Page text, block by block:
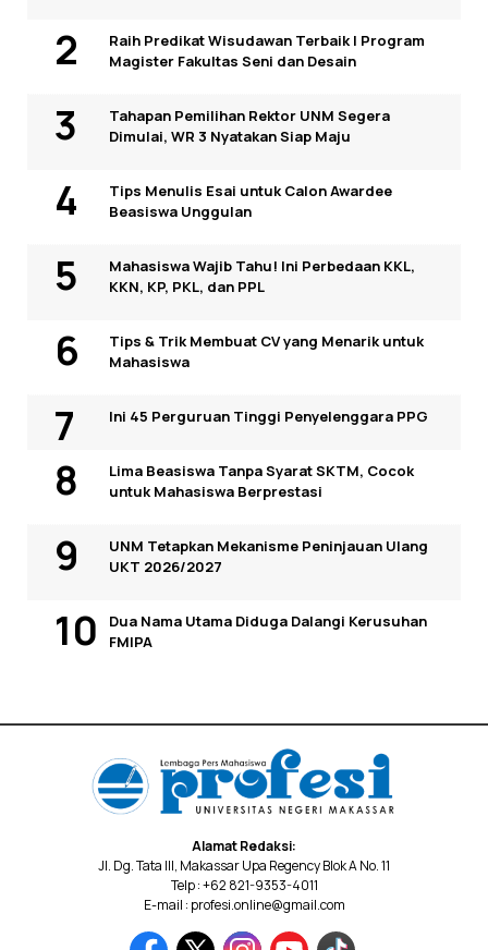
Raih Predikat Wisudawan Terbaik I Program
Magister Fakultas Seni dan Desain
Tahapan Pemilihan Rektor UNM Segera
Dimulai, WR 3 Nyatakan Siap Maju
Tips Menulis Esai untuk Calon Awardee
Beasiswa Unggulan
Mahasiswa Wajib Tahu! Ini Perbedaan KKL,
KKN, KP, PKL, dan PPL
Tips & Trik Membuat CV yang Menarik untuk
Mahasiswa
Ini 45 Perguruan Tinggi Penyelenggara PPG
Lima Beasiswa Tanpa Syarat SKTM, Cocok
untuk Mahasiswa Berprestasi
UNM Tetapkan Mekanisme Peninjauan Ulang
UKT 2026/2027
Dua Nama Utama Diduga Dalangi Kerusuhan
FMIPA
Alamat Redaksi:
Jl. Dg. Tata III, Makassar Upa Regency Blok A No. 11
Telp : +62 821-9353-4011
E-mail : profesi.online@gmail.com